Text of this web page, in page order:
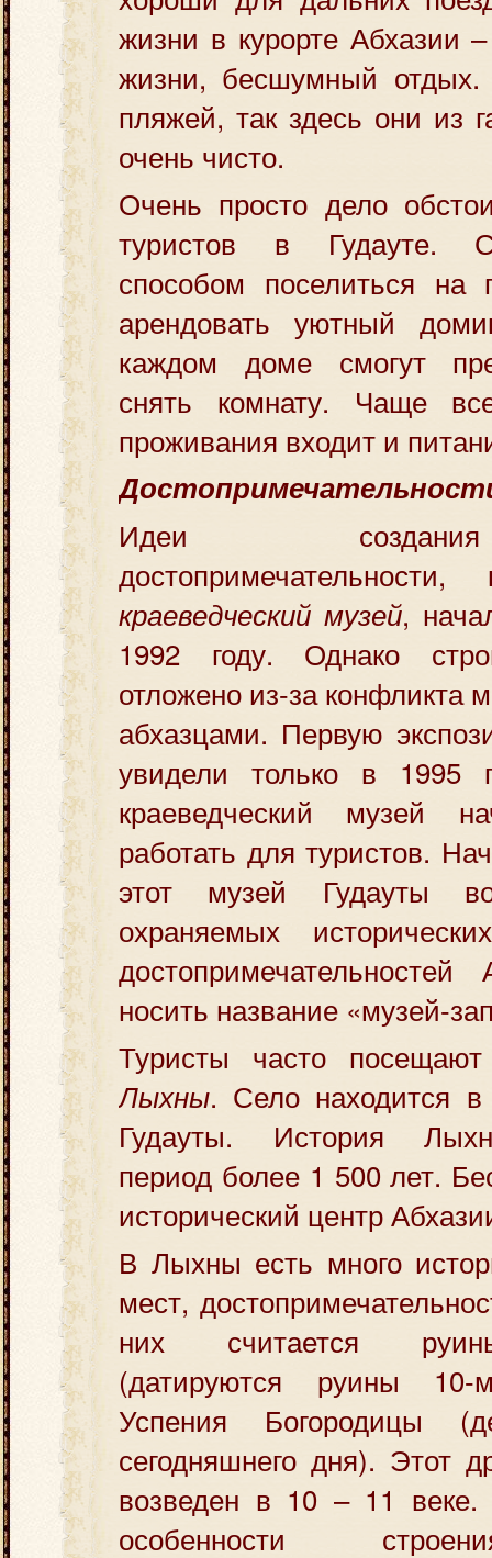
жизни в курорте Абхазии
жизни, бесшумный отдых.
пляжей, так здесь они из
очень чисто.
Очень просто дело
туристов в Гудауте.
способом поселиться на
арендовать уютный
каждом доме смогут
снять комнату. Чаще
проживания входит и
Идеи
краеведческий музей,
1992 году. Однако
отложено из-за конфликта
абхазцами. Первую
увидели только в 1995
краеведческий музей
работать для туристов.
этот музей Гудауты
охраняемых
носить название «музей-
Туристы часто
Лыхны. Село находится
Гудауты. История
период более 1 500 лет.
исторический центр
В Лыхны есть много
мест,
них считается
(датируются руины
Успения Богородицы
сегодняшнего дня). Этот
возведен в 10 – 11 веке.
особенности